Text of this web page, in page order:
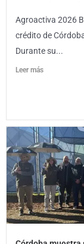
Agroactiva 2026
crédito de
Durante su...
Leer más